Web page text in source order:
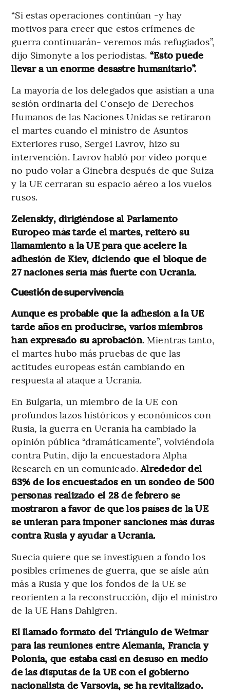
“Si estas operaciones continúan -y hay
motivos para creer que estos crímenes de
guerra continuarán- veremos más refugiados”,
dijo Simonyte a los periodistas. “Esto puede
llevar a un enorme desastre humanitario”.
La mayoría de los delegados que asistían a una
sesión ordinaria del Consejo de Derechos
Humanos de las Naciones Unidas se retiraron
el martes cuando el ministro de Asuntos
Exteriores ruso, Sergei Lavrov, hizo su
intervención. Lavrov habló por vídeo porque
no pudo volar a Ginebra después de que Suiza
y la UE cerraran su espacio aéreo a los vuelos
rusos.
Zelenskiy, dirigiéndose al Parlamento
Europeo más tarde el martes, reiteró su
llamamiento a la UE para que acelere la
adhesión de Kiev, diciendo que el bloque de
27 naciones sería más fuerte con Ucrania.
Cuestión de supervivencia
Aunque es probable que la adhesión a la UE
tarde años en producirse, varios miembros
han expresado su aprobación. Mientras tanto,
el martes hubo más pruebas de que las
actitudes europeas están cambiando en
respuesta al ataque a Ucrania.
En Bulgaria, un miembro de la UE con
profundos lazos históricos y económicos con
Rusia, la guerra en Ucrania ha cambiado la
opinión pública “dramáticamente”, volviéndola
contra Putin, dijo la encuestadora Alpha
Research en un comunicado.Alrededor del
63% de los encuestados en un sondeo de 500
personas realizado el 28 de febrero se
mostraron a favor de que los países de la UE
se unieran para imponer sanciones más duras
contra Rusia y ayudar a Ucrania.
Suecia quiere que se investiguen a fondo los
posibles crímenes de guerra, que se aísle aún
más a Rusia y que los fondos de la UE se
reorienten a la reconstrucción, dijo el ministro
de la UE Hans Dahlgren.
El llamado formato del Triángulo de Weimar
para las reuniones entre Alemania, Francia y
Polonia, que estaba casi en desuso en medio
de las disputas de la UE con el gobierno
nacionalista de Varsovia, se ha revitalizado.